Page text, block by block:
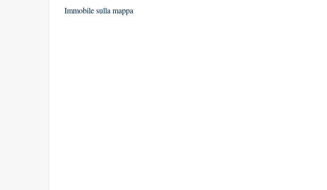
Immobile sulla mappa